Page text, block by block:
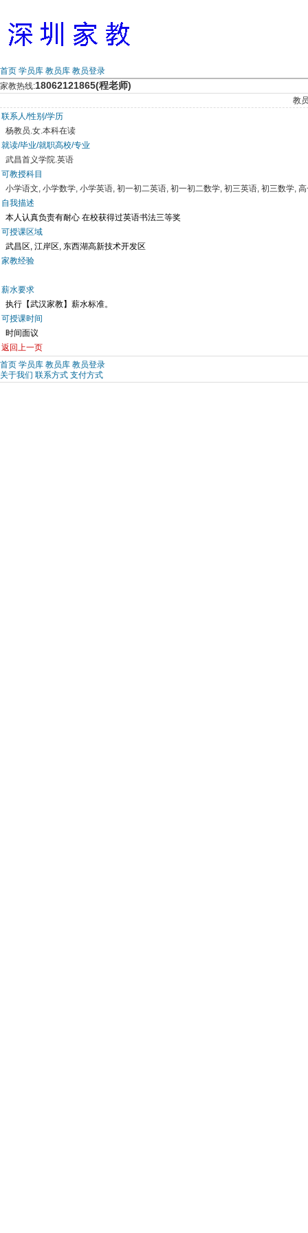
首页 学员库 教员库 教员登录
家教热线:18062121865(程老师)
教
联系人/性别/学历
杨教员.女.本科在读
就读/毕业/就职高校/专业
武昌首义学院.英语
可教授科目
小学语文, 小学数学, 小学英语, 初一初二英语, 初一初二数学, 初三英语, 初三数学,
自我描述
本人认真负责有耐心 在校获得过英语书法三等奖
可授课区域
武昌区, 江岸区, 东西湖高新技术开发区
家教经验
薪水要求
执行【武汉家教】薪水标准。
可授课时间
时间面议
返回上一页
首页 学员库 教员库 教员登录
关于我们 联系方式 支付方式